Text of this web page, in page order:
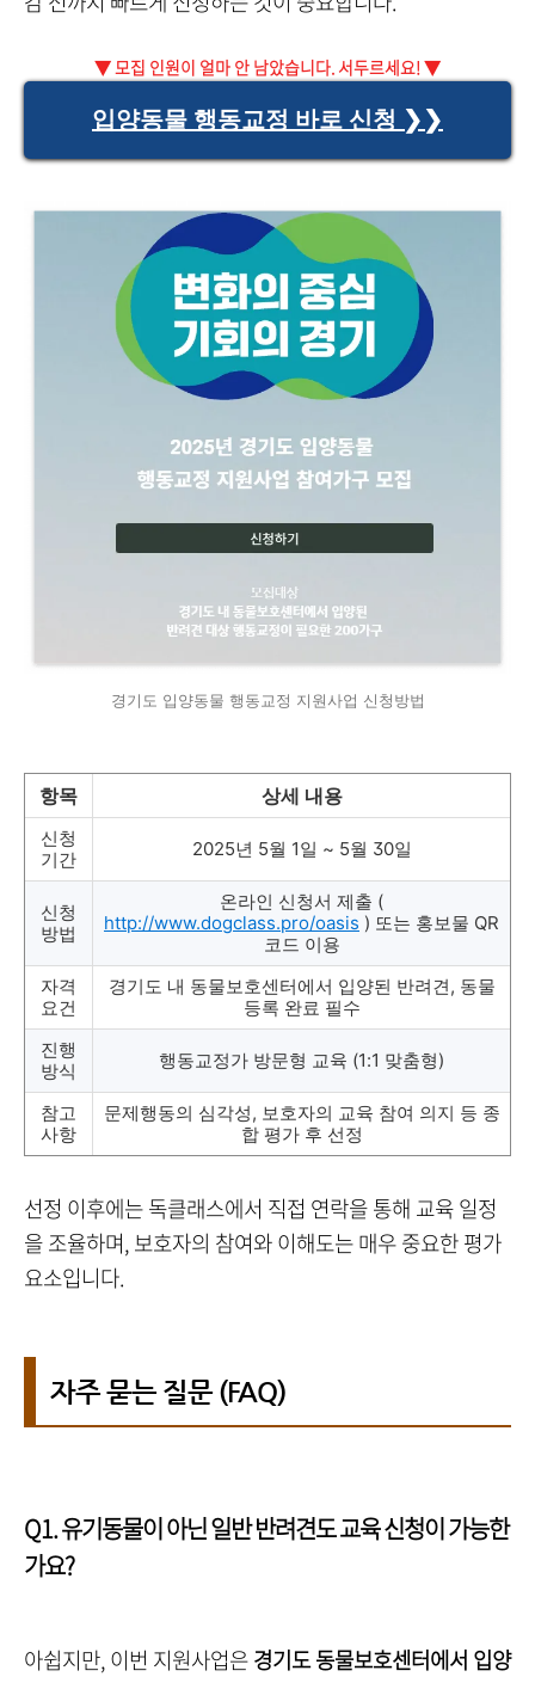
▼ 모집 인원이 얼마 안 남았습니다. 서두르세요! ▼
입양동물 행동교정 바로 신청 ❯❯
경기도 입양동물 행동교정 지원사업 신청방법
항목 상세 내용
신청
기간
2025년 5월 1일 ~ 5월 30일
신청
방법
온라인 신청서 제출 (
http://www.dogclass.pro/oasis ) 또는 홍보물 QR
코드 이용
자격
요건
경기도 내 동물보호센터에서 입양된 반려견, 동물
등록 완료 필수
진행
방식
행동교정가 방문형 교육 (1:1 맞춤형)
참고
사항
문제행동의 심각성, 보호자의 교육 참여 의지 등 종
합 평가 후 선정
선정 이후에는 독클래스에서 직접 연락을 통해 교육 일정
을 조율하며, 보호자의 참여와 이해도는 매우 중요한 평가
요소입니다.
자주 묻는 질문 (FAQ)
Q1. 유기동물이 아닌 일반 반려견도 교육 신청이 가능한
가요?
아쉽지만, 이번 지원사업은경기도 동물보호센터에서 입양